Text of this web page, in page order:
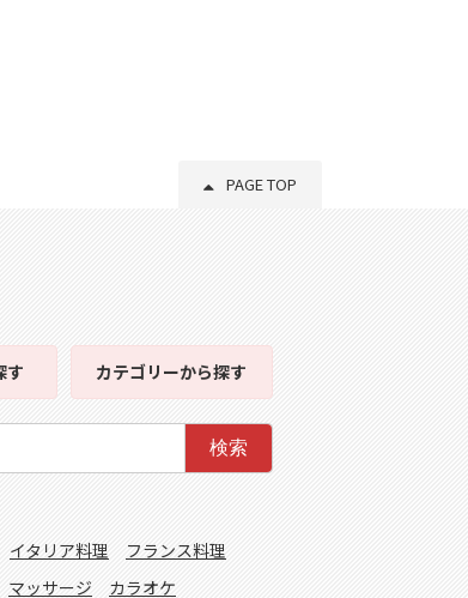
PAGE TOP
す カテゴリーから探す
検索
イタリア料理
フランス料理
マッサージ カラオケ